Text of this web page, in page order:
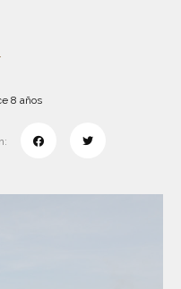
8 años